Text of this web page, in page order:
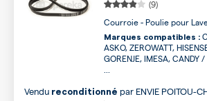
(9)
Courroie - Poulie pour
Marques compatibles :
ASKO, ZEROWATT,
GORENJE, IMESA, CANDY
Vendu reconditionné par ENVIE POITOU-